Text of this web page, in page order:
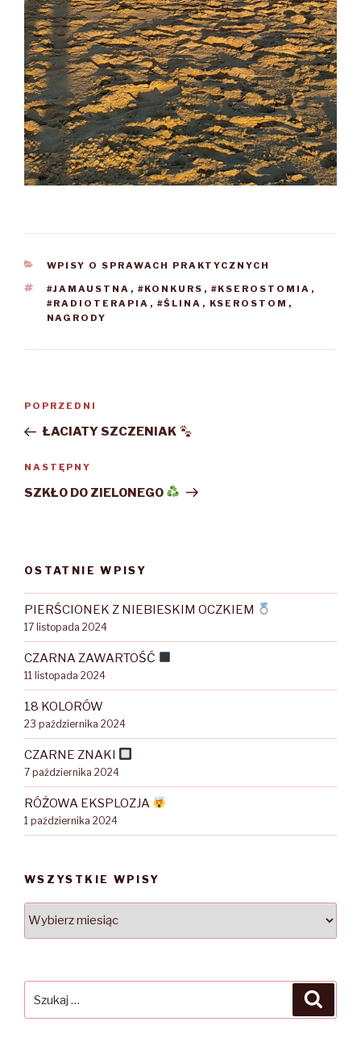
KATEGORIE
WPISY O SPRAWACH PRAKTYCZNYCH
TAGI
#JAMAUSTNA , #KONKURS , #KSEROSTOMIA ,
#RADIOTERAPIA , #ŚLINA , KSEROSTOM ,
NAGRODY
Nawigacja
Poprzedni
wpis
POPRZEDNI
ŁACIATY SZCZENIAK
Następny
wpis
NASTĘPNY
SZKŁO DO ZIELONEGO
OSTATNIE WPISY
PIERŚCIONEK Z NIEBIESKIM OCZKIEM
17 listopada 2024
CZARNA ZAWARTOŚĆ
11 listopada 2024
18 KOLORÓW
23 października 2024
CZARNE ZNAKI
7 października 2024
RÓŻOWA EKSPLOZJA
1 października 2024
WSZYSTKIE WPISY
WSZYSTKIE